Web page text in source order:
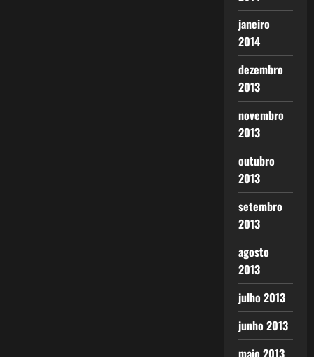
janeiro
2014
dezembro
2013
novembro
2013
outubro
2013
setembro
2013
agosto
2013
julho 2013
junho 2013
maio 2013